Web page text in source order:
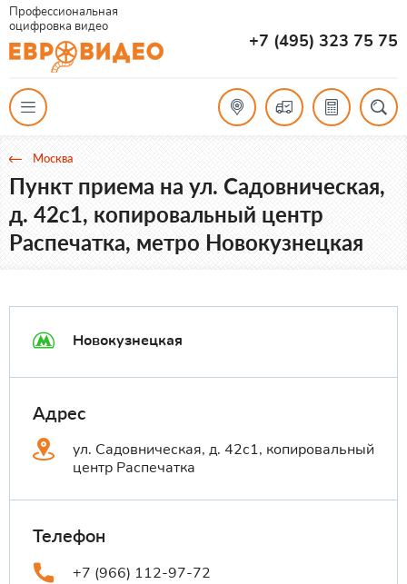
Профессиональная
оцифровка видео
+7 (495) 323 75 75
Москва
Пункт приема на ул. Садовническая,
д. 42с1, копировальный центр
Распечатка, метро Новокузнецкая
Новокузнецкая
Адрес
ул. Садовническая, д. 42с1, копировальный
центр Распечатка
Телефон
+7 (966) 112-97-72